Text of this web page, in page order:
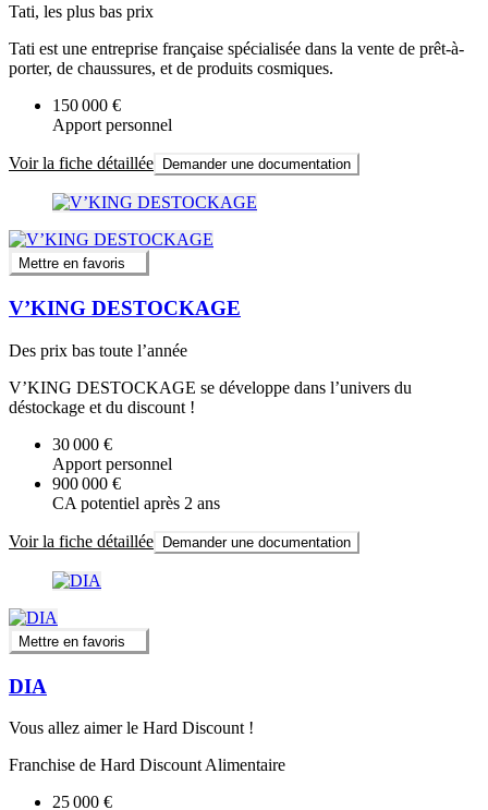
Tati, les plus bas prix
Tati est une entreprise française spécialisée dans la vente de prêt-à-
porter, de chaussures, et de produits cosmiques.
150 000 €
Apport personnel
Voir la fiche détaillée Demander une documentation
Mettre en favoris
V’KING DESTOCKAGE
Des prix bas toute l’année
V’KING DESTOCKAGE se développe dans l’univers du
déstockage et du discount !
30 000 €
Apport personnel
900 000 €
CA potentiel après 2 ans
Voir la fiche détaillée Demander une documentation
Mettre en favoris
DIA
Vous allez aimer le Hard Discount !
Franchise de Hard Discount Alimentaire
25 000 €